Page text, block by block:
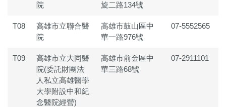
院
旋二路134號
T08
高雄市立聯合醫
院
高雄市鼓山區中
華一路976號
07-5552565
T09
高雄市立大同醫
院(委託財團法
人私立高雄醫學
大學附設中和紀
念醫院經營)
高雄市前金區中
華三路68號
07-2911101